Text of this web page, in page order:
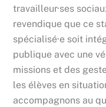
travailleur·ses
revendique que ce
spécialisé·e soit
publique avec une
missions et des
les élèves en
accompagnons au